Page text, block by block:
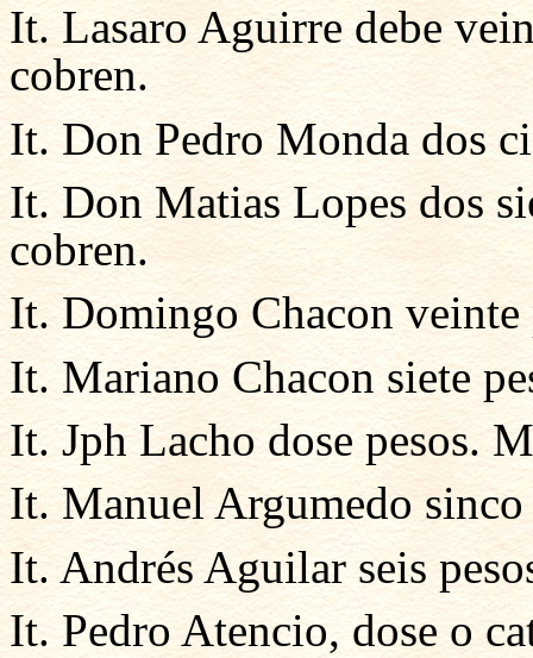
It. Lasaro Aguirre debe
cobren.
It. Don Pedro Monda dos
It. Don Matias Lopes dos
cobren.
It. Domingo Chacon veinte
It. Mariano Chacon siete
It. Jph Lacho dose pesos.
It. Manuel Argumedo
It. Andrés Aguilar seis
It. Pedro Atencio, dose o